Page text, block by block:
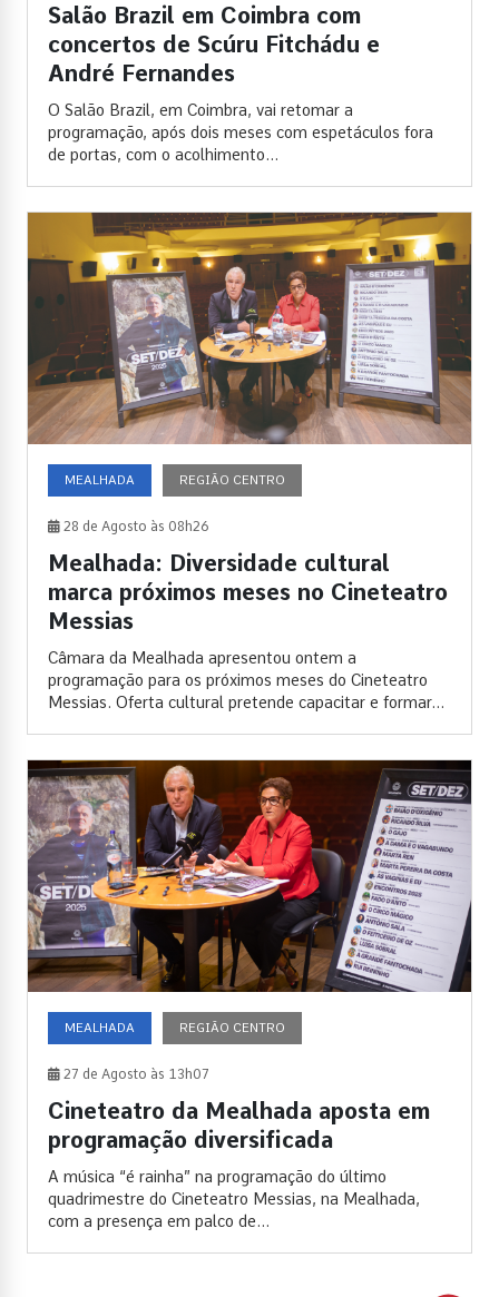
Salão Brazil em Coimbra com
concertos de Scúru Fitchádu e
André Fernandes
O Salão Brazil, em Coimbra, vai retomar a
programação, após dois meses com espetáculos fora
de portas, com o acolhimento...
MEALHADA REGIÃO CENTRO
28 de Agosto às 08h26
Mealhada: Diversidade cultural
marca próximos meses no Cineteatro
Messias
Câmara da Mealhada apresentou ontem a
programação para os próximos meses do Cineteatro
Messias. Oferta cultural pretende capacitar e formar...
MEALHADA REGIÃO CENTRO
27 de Agosto às 13h07
Cineteatro da Mealhada aposta em
programação diversificada
A música “é rainha” na programação do último
quadrimestre do Cineteatro Messias, na Mealhada,
com a presença em palco de...